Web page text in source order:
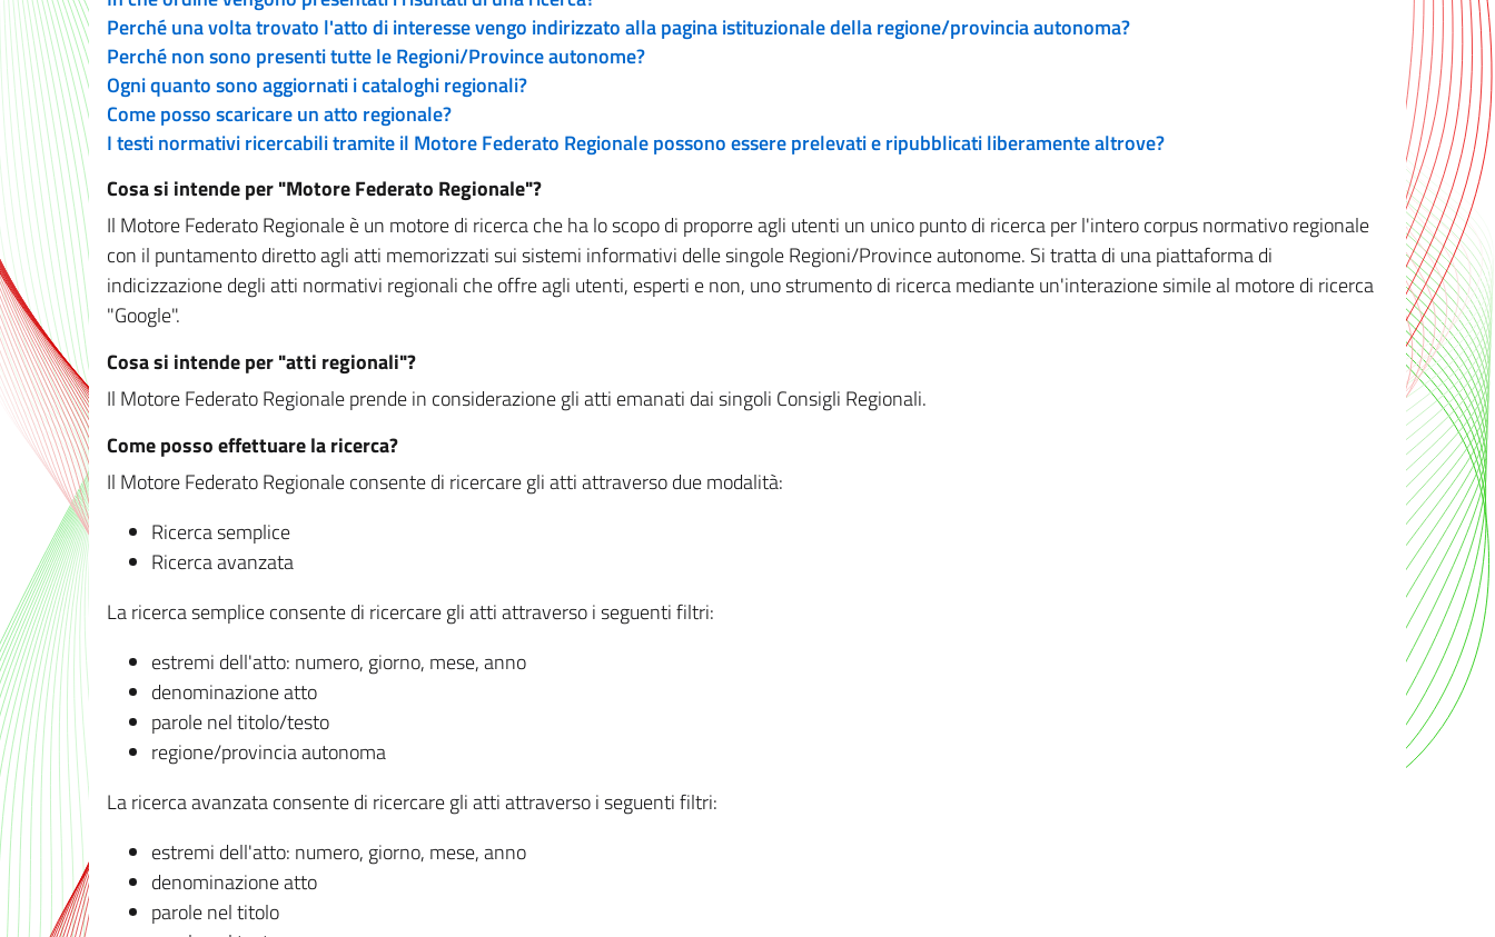
Perché una volta trovato l'atto di interesse vengo indirizzato alla pagina istituzionale della regione/provincia autonoma?
Perché non sono presenti tutte le Regioni/Province autonome?
Ogni quanto sono aggiornati i cataloghi regionali?
Come posso scaricare un atto regionale?
I testi normativi ricercabili tramite il Motore Federato Regionale possono essere prelevati e ripubblicati liberamente altrove?
Cosa si intende per "Motore Federato Regionale"?
Il Motore Federato Regionale è un motore di ricerca che ha lo scopo di proporre agli utenti un unico punto di ricerca per l'intero corpus normativo regionale
con il puntamento diretto agli atti memorizzati sui sistemi informativi delle singole Regioni/Province autonome. Si tratta di una piattaforma di
indicizzazione degli atti normativi regionali che offre agli utenti, esperti e non, uno strumento di ricerca mediante un'interazione simile al motore di ricerca
"Google".
Cosa si intende per "atti regionali"?
Il Motore Federato Regionale prende in considerazione gli atti emanati dai singoli Consigli Regionali.
Come posso effettuare la ricerca?
Il Motore Federato Regionale consente di ricercare gli atti attraverso due modalità:
Ricerca semplice
Ricerca avanzata
La ricerca semplice consente di ricercare gli atti attraverso i seguenti filtri:
estremi dell'atto: numero, giorno, mese, anno
denominazione atto
parole nel titolo/testo
regione/provincia autonoma
La ricerca avanzata consente di ricercare gli atti attraverso i seguenti filtri:
estremi dell'atto: numero, giorno, mese, anno
denominazione atto
parole nel titolo